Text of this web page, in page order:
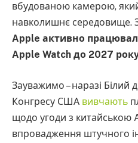
вбудованою камерою,
навколишнє середовище.
Apple активно
Apple Watch до 2027
Зауважимо – наразі Білий
Конгресу США вивчають
щодо угоди з китайською
впровадження штучного